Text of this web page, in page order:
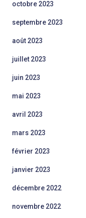
octobre 2023
septembre 2023
août 2023
juillet 2023
juin 2023
mai 2023
avril 2023
mars 2023
février 2023
janvier 2023
décembre 2022
novembre 2022